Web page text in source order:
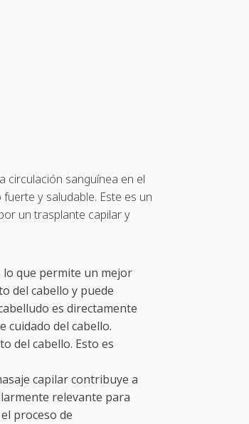
circulación sanguínea en el
y saludable. Este es un
un trasplante capilar y
lo que permite un mejor
del cabello y puede
es directamente
cuidado del cabello.
del cabello. Esto es
capilar contribuye a
relevante para
proceso de